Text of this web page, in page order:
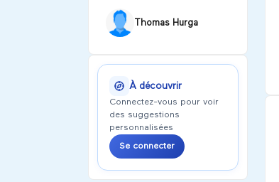
Thomas Hurga
À découvrir
Connectez-vous pour voir
des suggestions
personnalisées
Se connecter